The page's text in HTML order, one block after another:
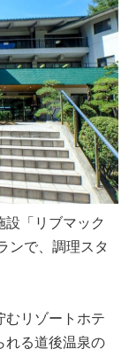
「リブマック
ンで、調理スタ
むリゾートホテ
れる道後温泉の